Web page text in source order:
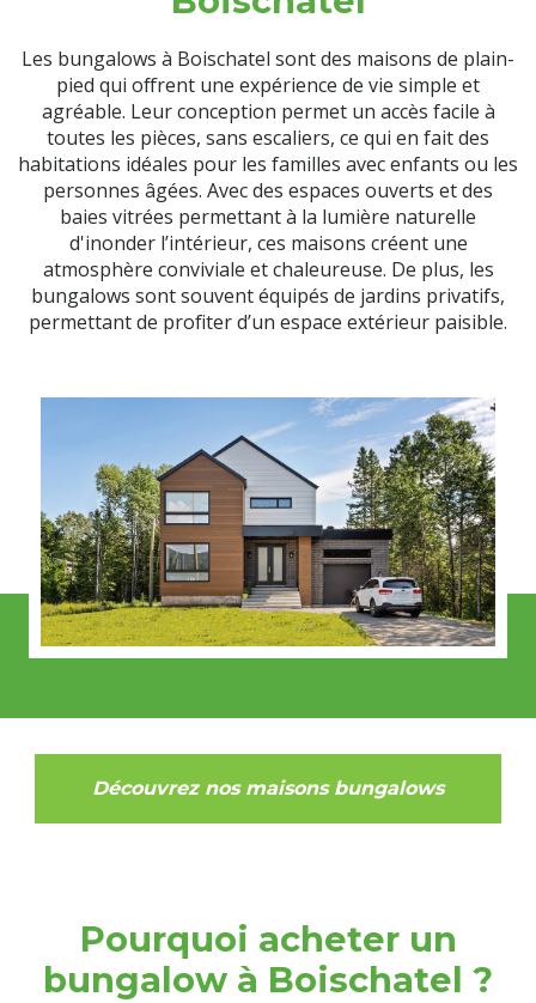
Les bungalows à Boischatel sont des maisons de plain-
pied qui offrent une expérience de vie simple et
agréable. Leur conception permet un accès facile à
toutes les pièces, sans escaliers, ce qui en fait des
habitations idéales pour les familles avec enfants ou les
personnes âgées. Avec des espaces ouverts et des
baies vitrées permettant à la lumière naturelle
d'inonder l’intérieur, ces maisons créent une
atmosphère conviviale et chaleureuse. De plus, les
bungalows sont souvent équipés de jardins privatifs,
permettant de profiter d’un espace extérieur paisible.
Découvrez nos maisons bungalows
Pourquoi acheter un
bungalow à Boischatel ?